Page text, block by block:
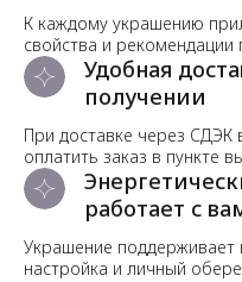
К каждому украшению
свойства и рекомендации
Удобная
получении
При доставке через
оплатить заказ в пункте
работает с
Украшение
настройка и личный